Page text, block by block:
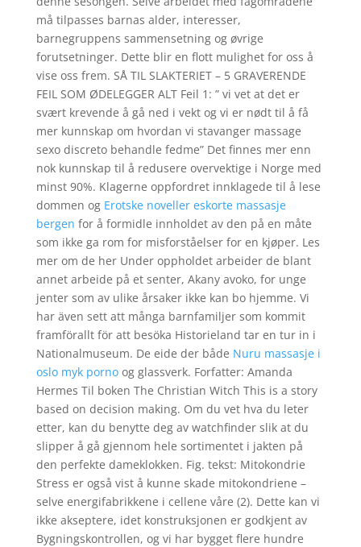
må tilpasses barnas alder, interesser,
barnegruppens sammensetning og øvrige
forutsetninger. Dette blir en flott mulighet for oss å
vise oss frem. SÅ TIL SLAKTERIET – 5 GRAVERENDE
FEIL SOM ØDELEGGER ALT Feil 1: ” vi vet at det er
svært krevende å gå ned i vekt og vi er nødt til å få
mer kunnskap om hvordan vi stavanger massage
sexo discreto behandle fedme” Det finnes mer enn
nok kunnskap til å redusere overvektige i Norge med
minst 90%. Klagerne oppfordret innklagede til å lese
dommen og Erotske noveller eskorte massasje
bergen for å formidle innholdet av den på en måte
som ikke ga rom for misforståelser for en kjøper. Les
mer om de her Under oppholdet arbeider de blant
annet arbeide på et senter, Akany avoko, for unge
jenter som av ulike årsaker ikke kan bo hjemme. Vi
har även sett att många barnfamiljer som kommit
framförallt för att besöka Historieland tar en tur in i
Nationalmuseum. De eide der både Nuru massasje i
oslo myk pornoog glassverk. Forfatter: Amanda
Hermes Til boken The Christian Witch This is a story
based on decision making. Om du vet hva du leter
etter, kan du benytte deg av watchfinder slik at du
slipper å gå gjennom hele sortimentet i jakten på
den perfekte dameklokken. Fig. tekst: Mitokondrie
Stress er også vist å kunne skade mitokondriene –
selve energifabrikkene i cellene våre (2). Dette kan vi
ikke akseptere, idet konstruksjonen er godkjent av
Bygningskontrollen, og vi har bygget flere hundre